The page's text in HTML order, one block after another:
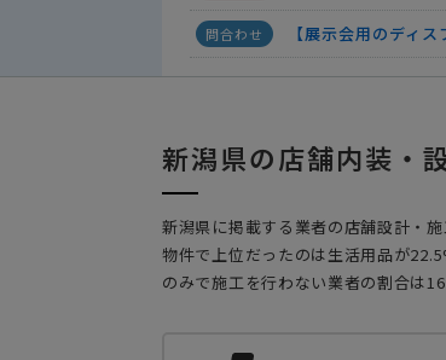
【展示会用のディ
【リラクゼーショ
新潟県の店舗内装・
新潟県に掲載する業者の店舗設計・
物件で上位だったのは生活用品が
のみで施工を行わない業者の割合は